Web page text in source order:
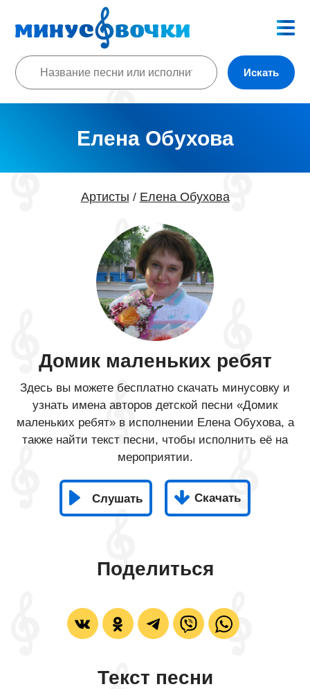
Искать
Елена Обухова
Артисты / Елена Обухова
Домик маленьких ребят
Здесь вы можете бесплатно скачать минусовку и
узнать имена авторов детской песни «Домик
маленьких ребят» в исполнении Елена Обухова, а
также найти текст песни, чтобы исполнить её на
мероприятии.
Слушать Скачать
Поделиться
Текст песни